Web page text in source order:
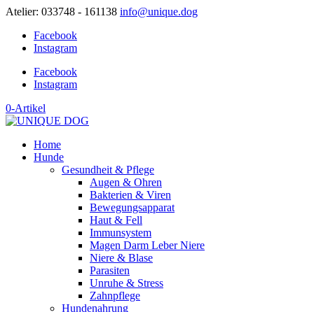
Atelier: 033748 - 161138 info@unique.dog
Facebook
Instagram
Facebook
Instagram
0-Artikel
Home
Hunde
Gesundheit & Pflege
Augen & Ohren
Bakterien & Viren
Bewegungsapparat
Haut & Fell
Immunsystem
Magen Darm Leber Niere
Niere & Blase
Parasiten
Unruhe & Stress
Zahnpflege
Hundenahrung